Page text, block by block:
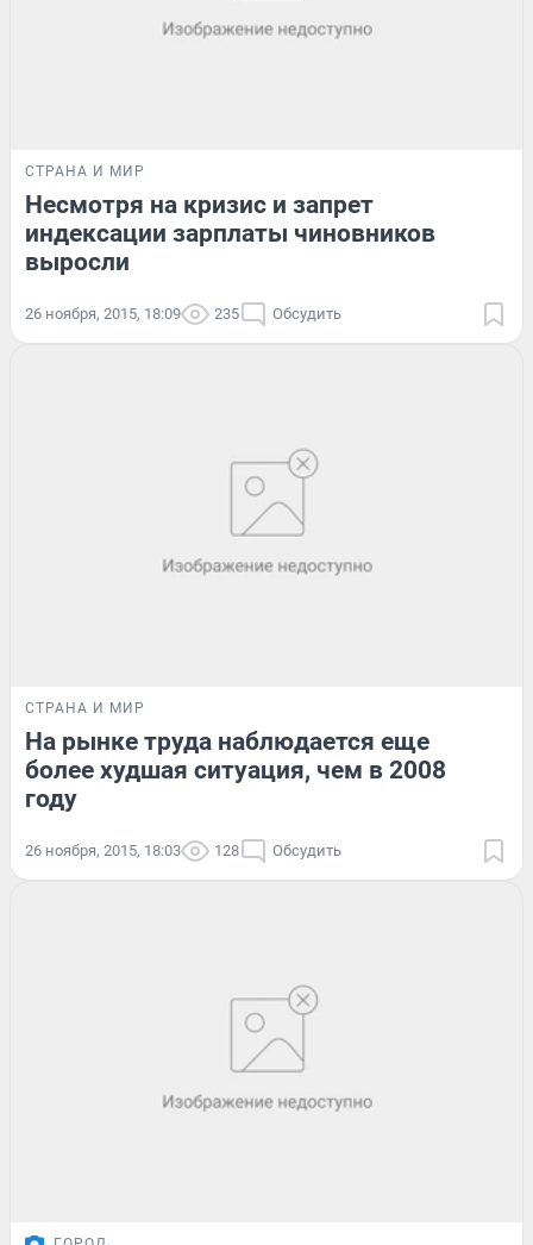
СТРАНА И МИР
Несмотря на кризис и запрет
индексации зарплаты чиновников
выросли
26 ноября, 2015, 18:09 235 Обсудить
СТРАНА И МИР
На рынке труда наблюдается еще
более худшая ситуация, чем в 2008
году
26 ноября, 2015, 18:03 128 Обсудить